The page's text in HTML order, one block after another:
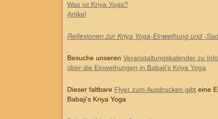
Was ist Kriya Yoga?
Artikel
Reflexionen zur Kriya Yoga-Einweihung und -
Besuche unseren Veranstaltungskalender zu
über die Einweihungen in Babaji's Kriya Yoga
Dieser faltbare Flyer zum Ausdrucken gibt eine
Babaji's Kriya Yoga